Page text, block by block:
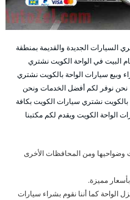
السيارات الجديدة والقديمة بمنطقة
البيت في الواحة الكويت نشتري
وبيع سيارات الواحة بالكويت نشتري
نوفر لكم أفضل الخدمات ونحن
نشتري سيارات الكويت بكافة
الواحة الكويت ويقدم لكم مكتبنا
وضواحيها ومن المحافظات الأخرى
مميزة.
الواحة كما أننا نقوم بشراء سيارات